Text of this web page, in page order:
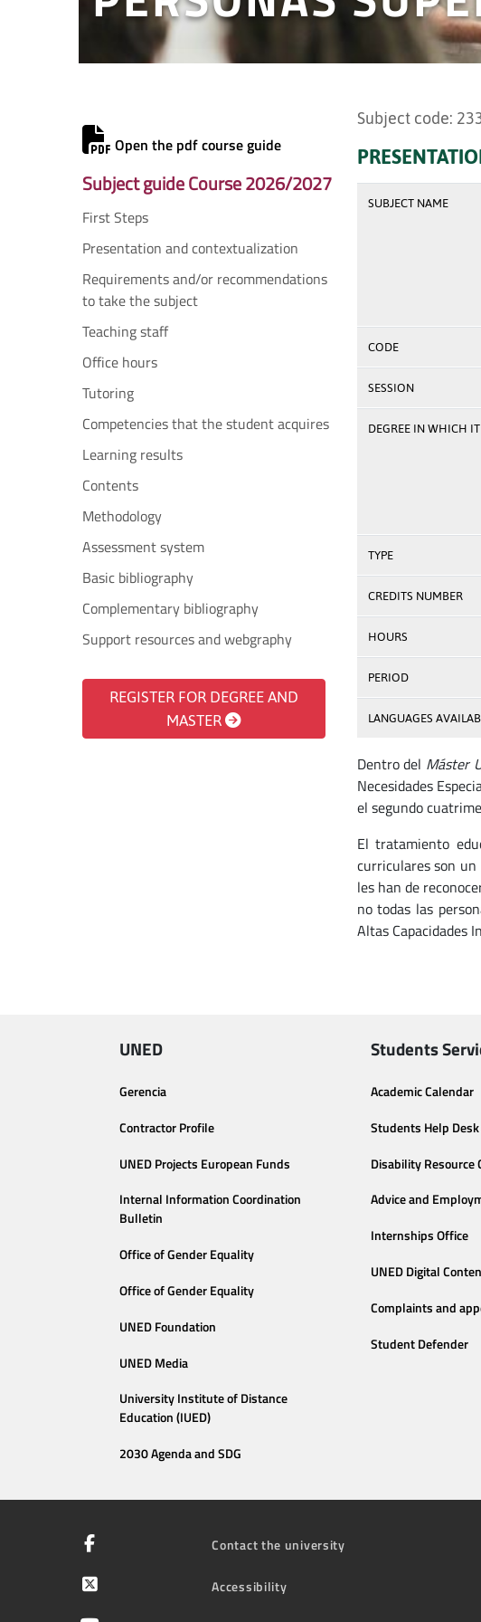
Open the pdf course guide
Subject guide Course 2026/2027
First Steps
Presentation and contextualization
Requirements and/or recommendations
to take the subject
Teaching staff
Office hours
Tutoring
Competencies that the student acquires
Learning results
Contents
Methodology
Assessment system
Basic bibliography
Complementary bibliography
Support resources and webgraphy
REGISTER FOR DEGREE AND
MASTER
Subject code:
SUBJECT NAME
CODE
SESSION
DEGREE IN WHICH
TYPE
CREDITS NUMBER
HOURS
PERIOD
LANGUAGES
Dentro del Máster
Necesidades
el segundo
El tratamiento
curriculares son un
les han de
no todas las
Altas Capacidades
UNED
Gerencia
Contractor Profile
UNED Projects European Funds
Internal Information Coordination
Bulletin
Office of Gender Equality
Office of Gender Equality
UNED Foundation
UNED Media
University Institute of Distance
Education (IUED)
2030 Agenda and SDG
Students
Academic Calendar
Students Help Desk
Disability Resource
Advice and
Internships Office
UNED Digital
Complaints and
Student Defender
Contact the university
Accessibility